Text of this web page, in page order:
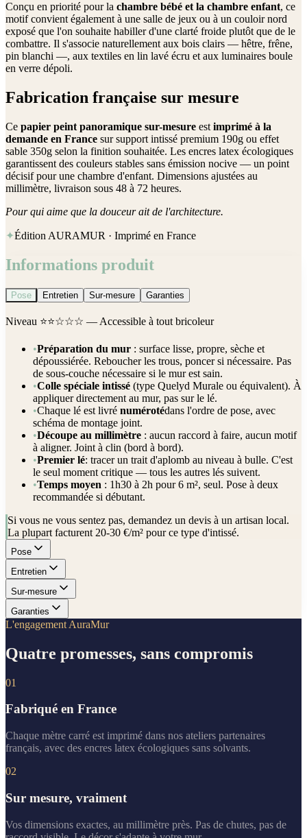
Conçu en priorité pour la chambre bébé et la chambre enfant, ce
motif convient également à une salle de jeux ou à un couloir nord
exposé que l'on souhaite habiller d'une clarté froide plutôt que de le
combattre. Il s'associe naturellement aux bois clairs — hêtre, frêne,
pin blanchi —, aux textiles en lin lavé écru et aux luminaires boule
en verre dépoli.
Fabrication française sur mesure
Ce papier peint panoramique sur-mesure est imprimé à la
demande en France sur support intissé premium 190g ou effet
sable 350g selon la finition souhaitée. Les encres latex écologiques
garantissent des couleurs stables sans émission nocive — un point
décisif pour une chambre d'enfant. Dimensions ajustées au
millimètre, livraison sous 48 à 72 heures.
Pour qui aime que la douceur ait de l'architecture.
✦Édition AURAMUR · Imprimé en France
Informations produit
Pose Entretien Sur-mesure Garanties
Niveau ⭐⭐☆☆☆ — Accessible à tout bricoleur
•Préparation du mur : surface lisse, propre, sèche et
dépoussiérée. Reboucher les trous, poncer si nécessaire. Pas
de sous-couche nécessaire si le mur est sain.
•Colle spéciale intissé (type Quelyd Murale ou équivalent). À
appliquer directement au mur, pas sur le lé.
•Chaque lé est livré numérotédans l'ordre de pose, avec
schéma de montage joint.
•Découpe au millimètre : aucun raccord à faire, aucun motif
à aligner. Joint à clin (bord à bord).
•Premier lé: tracer un trait d'aplomb au niveau à bulle. C'est
le seul moment critique — tous les autres lés suivent.
•Temps moyen : 1h30 à 2h pour 6 m², seul. Pose à deux
recommandée si débutant.
Si vous ne vous sentez pas, demandez un devis à un artisan local.
La plupart facturent 20-30 €/m² pour ce type d'intissé.
Pose
Entretien
Sur-mesure
Garanties
L'engagement AuraMur
Quatre promesses, sans compromis
01
Fabriqué en France
Chaque mètre carré est imprimé dans nos ateliers partenaires
français, avec des encres latex écologiques sans solvants.
02
Sur mesure, vraiment
Vos dimensions exactes, au millimètre près. Pas de chutes, pas de